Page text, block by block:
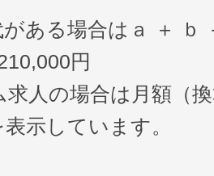
がある場合はａ ＋ ｂ
円
人の場合は月額（
示しています。